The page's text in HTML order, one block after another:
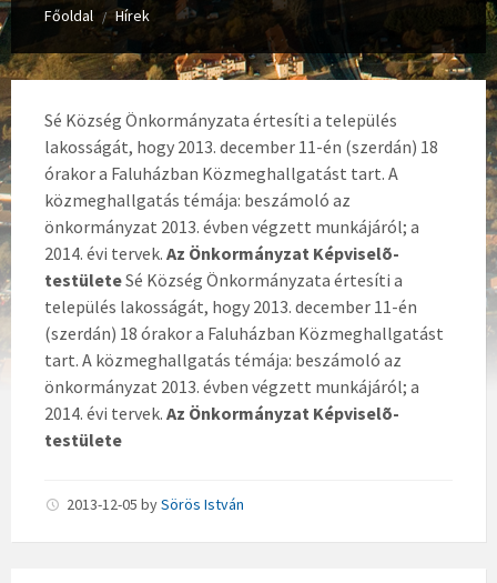
Főoldal / Hírek
Sé Község Önkormányzata értesíti a település
lakosságát, hogy 2013. december 11-én (szerdán) 18
órakor a Faluházban Közmeghallgatást tart. A
közmeghallgatás témája: beszámoló az
önkormányzat 2013. évben végzett munkájáról; a
2014. évi tervek. Az Önkormányzat Képviselõ-
testületeSé Község Önkormányzata értesíti a
település lakosságát, hogy 2013. december 11-én
(szerdán) 18 órakor a Faluházban Közmeghallgatást
tart. A közmeghallgatás témája: beszámoló az
önkormányzat 2013. évben végzett munkájáról; a
2014. évi tervek. Az Önkormányzat Képviselõ-
testülete
2013-12-05 bySörös István